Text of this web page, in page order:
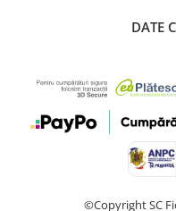
DATE
©Copyright SC